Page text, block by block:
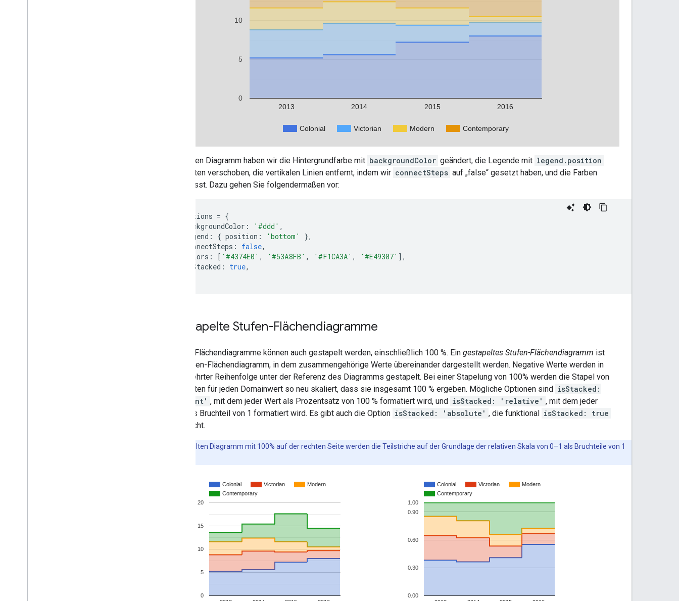
Im obigen Diagramm haben wir die Hintergrundfarbe mit backgroundColor geändert, die Legende mit legend.position
nach unten verschoben, die vertikalen Linien entfernt, indem wir connectSteps auf „false“ gesetzt haben, und die Farben
angepasst. Dazu gehen Sie folgendermaßen vor:
options = {
backgroundColor : '#ddd' ,
legend : { position : 'bottom'
},
connectSteps : false,
colors : [ '#4374E0' , '#53A8FB' , '#F1CA3A' , '#E49307' ],
isStacked : true,
Gestapelte Stufen-Flächendiagramme
Stufen-Flächendiagramme können auch gestapelt werden, einschließlich 100 %. Ein gestapeltes Stufen-Flächendiagramm ist
ein Stufen-Flächendiagramm, in dem zusammengehörige Werte übereinander dargestellt werden. Negative Werte werden in
umgekehrter Reihenfolge unter der Referenz des Diagramms gestapelt. Bei einer Stapelung von 100% werden die Stapel von
Elementen für jeden Domainwert so neu skaliert, dass sie insgesamt 100 % ergeben. Mögliche Optionen sind isStacked:
'percent' , mit dem jeder Wert als Prozentsatz von 100 % formatiert wird, und isStacked: 'relative' , mit dem jeder
Wert als Bruchteil von 1 formatiert wird. Es gibt auch die Option isStacked: 'absolute' , die funktional isStacked: true
entspricht.
Im gestapelten Diagramm mit 100% auf der rechten Seite werden die Teilstriche auf der Grundlage der relativen Skala von 0–1 als Bruchteile von 1